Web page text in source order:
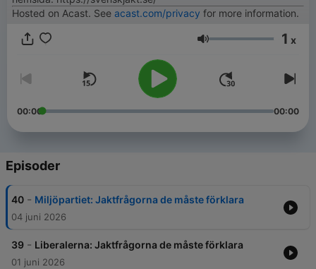
Hosted on Acast. See acast.com/privacy for more information.
Volum 1 x
00:00 00:00
Episoder
40 - Miljöpartiet: Jaktfrågorna de måste förklara
04 juni 2026
39 - Liberalerna: Jaktfrågorna de måste förklara
01 juni 2026